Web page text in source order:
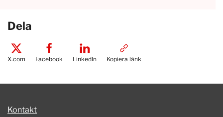
Dela
X.com Facebook LinkedIn Kopiera länk
Kontakt